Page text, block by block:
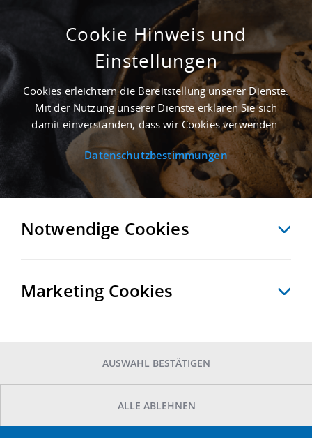
50.000 M² LOGISTIKGRUNDSTÜCK IN
ELSTRA NAHE GÜTERVERKEHRSZENTRUM
TERMINAL SCHWARZHEIDE - LANDKREIS
BAUTZEN
Immobiliensuche / Detailansicht
Cookie Hinweis und
Einstellungen
Cookies erleichtern die Bereitstellung unserer Dienste.
Mit der Nutzung unserer Dienste erklären Sie sich
damit einverstanden, dass wir Cookies verwenden.
Datenschutzbestimmungen
Notwendige Cookies
Marketing Cookies
AUSWAHL BESTÄTIGEN
ALLE ABLEHNEN